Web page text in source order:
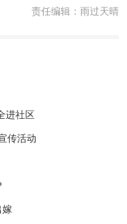
责任编辑：雨过天晴
进社区
传活动
嫁